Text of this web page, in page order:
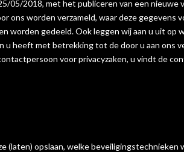
05/2018, met het publiceren van een nieuwe
ons worden verzameld, waar deze gegevens
worden gedeeld. Ook leggen wij aan u uit op
u heeft met betrekking tot de door u aan ons
voor privacyzaken, u vindt de
(laten) opslaan, welke beveiligingstechnieken